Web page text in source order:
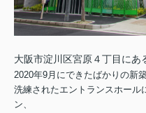
大阪市淀川区宮原４丁目に
2020年9月にできたばかりの新
洗練されたエントランスホール
ン、